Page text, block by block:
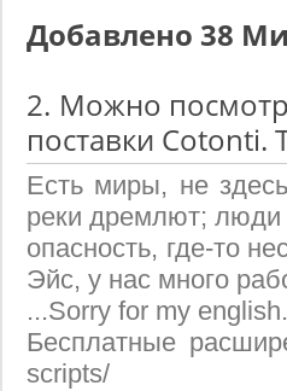
Добавлено 38
2. Можно
поставки Cotonti.
Есть миры, не
реки дремлют; люди
опасность, где-то
Эйс, у нас много
...Sorry for my
Бесплатные
scripts/